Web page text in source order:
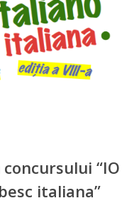
“IO
italiana”